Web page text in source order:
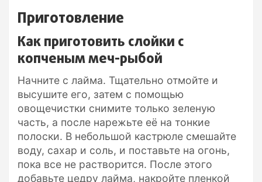
Приготовление
Как приготовить слойки с
копченым меч-рыбой
Начните с лайма. Тщательно отмойте и
высушите его, затем с помощью
овощечистки снимите только зеленую
часть, а после нарежьте её на тонкие
полоски. В небольшой кастрюле смешайте
воду, сахар и соль, и поставьте на огонь,
пока все не растворится. После этого
добавьте цедру лайма, накройте пленкой